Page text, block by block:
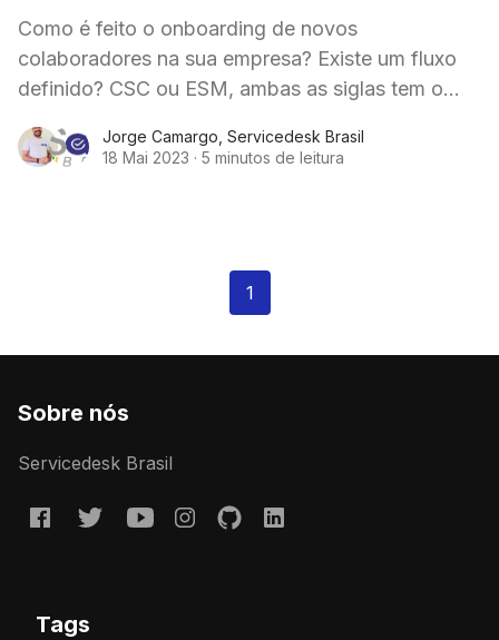
Como é feito o onboarding de novos
colaboradores na sua empresa? Existe um fluxo
definido? CSC ou ESM, ambas as siglas tem o
atendimento
Jorge Camargo Servicedesk Brasil
18 Mai 2023 · 5 minutos de leitura
1
Sobre nós
Servicedesk Brasil
Tags